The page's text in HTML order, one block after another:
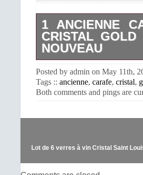
1 ANCIENNE
CRISTAL
NOUVEAU
Louis, modèle
de couleur vert de
signé, d’époque
intact. OU PAR
proposons le
un seul colis afin
Posted by admin on May 11th,
Tags :: ancienne, carafe, cristal,
Both comments and pings are
Lot de 6 verres à vin Cristal Saint